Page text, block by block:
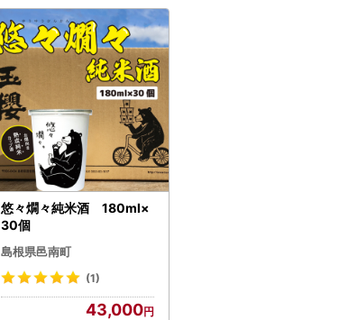
悠々燗々純米酒 180ml×
30個
島根県邑南町
(1)
43,000